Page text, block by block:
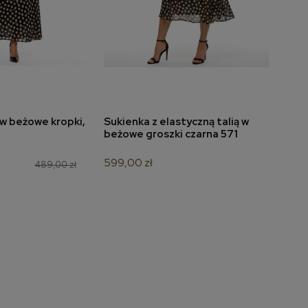
koszyka
beżowe kropki,
489,00 zł
dodaj do koszyka
Sukienka z elastyczną talią w
beżowe groszki czarna 571
599,00 zł